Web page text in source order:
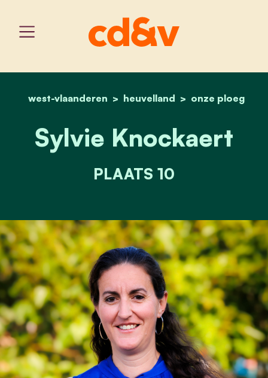
home
west-vlaanderen heuvelland onze ploeg
sylvie knockaert
Sylvie Knockaert
PLAATS 10